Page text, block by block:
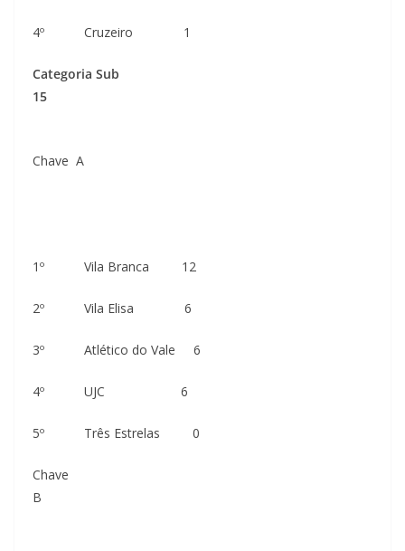
4º Cruzeiro 1
Categoria Sub
15
Chave A
1º Vila Branca 12
2º Vila Elisa 6
3º Atlético do Vale 6
4º UJC 6
5º Três Estrelas 0
Chave
B